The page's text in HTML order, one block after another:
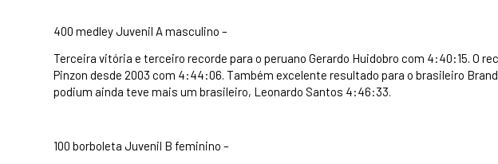
400 medley Juvenil A masculino –
Terceira vitória e terceiro recorde para o peruano Gerardo Huidobro com 4:40:15. O
Pinzon desde 2003 com 4:44:06. Também excelente resultado para o brasileiro
podium ainda teve mais um brasileiro, Leonardo Santos 4:46:33.
100 borboleta Juvenil B feminino –